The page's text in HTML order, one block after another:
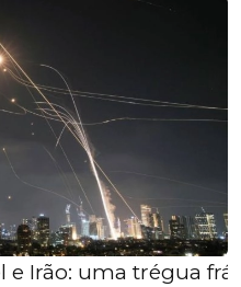
e Irão: uma trégua